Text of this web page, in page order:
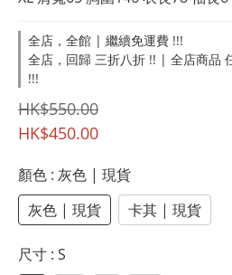
全店，全館 | 繼續免運費 !!!
全店，回歸 三折八折 !! | 全店商品
!!!
HK$550.00
HK$450.00
顏色 : 灰色 | 現貨
灰色 | 現貨
卡其 | 現貨
尺寸 : S